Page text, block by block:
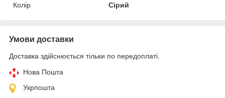
Колір
Сірий
Умови доставки
Доставка здійснюється тільки по передоплаті.
Нова Пошта
Укрпошта